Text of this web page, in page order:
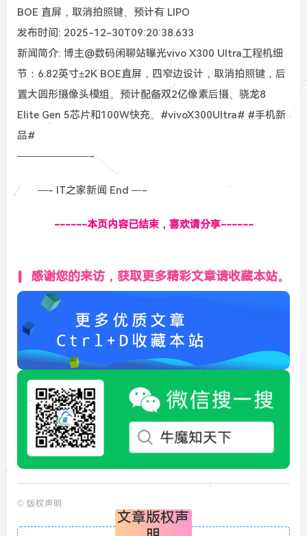
BOE 直屏，取消拍照键、预计有 LIPO
发布时间: 2025-12-30T09:20:38.633
新闻简介: 博主@数码闲聊站曝光vivo X300 Ultra工程机细
节：6.82英寸±2K BOE直屏，四窄边设计，取消拍照键，后
置大圆形摄像头模组。预计配备双2亿像素后摄、骁龙8
Elite Gen 5芯片和100W快充。#vivoX300Ultra# #手机新
品#
———————-
—- IT之家新闻 End —-
------本页内容已结束，喜欢请分享------
感谢您的来访，获取更多精彩文章请收藏本站。
© 版权声明
文章版权声